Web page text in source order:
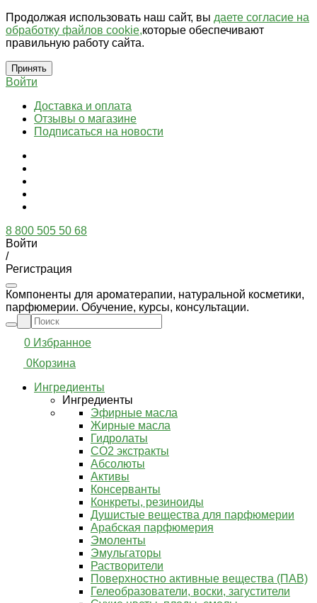
Продолжая использовать наш сайт, вы даете согласие на
обработку файлов cookie,которые обеспечивают
правильную работу сайта.
Принять
Войти
Доставка и оплата
Отзывы о магазине
Подписаться на новости
8 800 505 50 68
Войти
/
Регистрация
Компоненты для ароматерапии, натуральной косметики,
парфюмерии. Обучение, курсы, консультации.
0 Избранное
0Корзина
Ингредиенты
Ингредиенты
Эфирные масла
Жирные масла
Гидролаты
СО2 экстракты
Абсолюты
Активы
Консерванты
Конкреты, резиноиды
Душистые вещества для парфюмерии
Арабская парфюмерия
Эмоленты
Эмульгаторы
Растворители
Поверхностно активные вещества (ПАВ)
Гелеобразователи, воски, загустители